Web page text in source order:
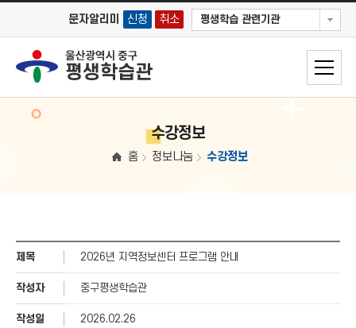
문자알리미 신청 취소 평생학습 관련기관
수강정보
홈 정보나눔 수강정보
제목 2026년 지역정보센터 프로그램 안내
작성자 중구평생학습관
작성일 2026.02.26